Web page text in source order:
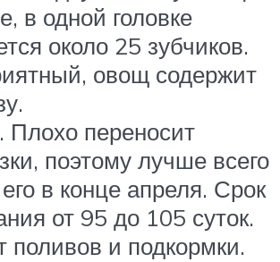
в одной головке
около 25 зубчиков.
овощ содержит
Плохо переносит
поэтому лучше всего
в конце апреля. Срок
от 95 до 105 суток.
поливов и подкормки.